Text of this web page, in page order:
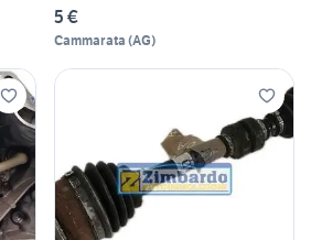
5 €
Cammarata (AG)